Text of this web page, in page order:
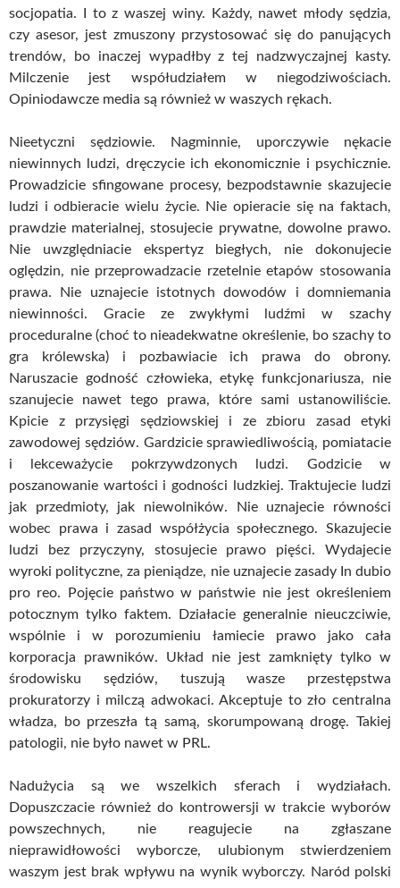
socjopatia. I to z waszej winy. Każdy, nawet młody sędzia,
czy asesor, jest zmuszony przystosować się do panujących
trendów, bo inaczej wypadłby z tej nadzwyczajnej kasty.
Milczenie jest współudziałem w niegodziwościach.
Opiniodawcze media są również w waszych rękach.
Nieetyczni sędziowie. Nagminnie, uporczywie nękacie
niewinnych ludzi, dręczycie ich ekonomicznie i psychicznie.
Prowadzicie sfingowane procesy, bezpodstawnie skazujecie
ludzi i odbieracie wielu życie. Nie opieracie się na faktach,
prawdzie materialnej, stosujecie prywatne, dowolne prawo.
Nie uwzględniacie ekspertyz biegłych, nie dokonujecie
oględzin, nie przeprowadzacie rzetelnie etapów stosowania
prawa. Nie uznajecie istotnych dowodów i domniemania
niewinności. Gracie ze zwykłymi ludźmi w szachy
proceduralne (choć to nieadekwatne określenie, bo szachy to
gra królewska) i pozbawiacie ich prawa do obrony.
Naruszacie godność człowieka, etykę funkcjonariusza, nie
szanujecie nawet tego prawa, które sami ustanowiliście.
Kpicie z przysięgi sędziowskiej i ze zbioru zasad etyki
zawodowej sędziów. Gardzicie sprawiedliwością, pomiatacie
i lekceważycie pokrzywdzonych ludzi. Godzicie w
poszanowanie wartości i godności ludzkiej. Traktujecie ludzi
jak przedmioty, jak niewolników. Nie uznajecie równości
wobec prawa i zasad współżycia społecznego. Skazujecie
ludzi bez przyczyny, stosujecie prawo pięści. Wydajecie
wyroki polityczne, za pieniądze, nie uznajecie zasady In dubio
pro reo. Pojęcie państwo w państwie nie jest określeniem
potocznym tylko faktem. Działacie generalnie nieuczciwie,
wspólnie i w porozumieniu łamiecie prawo jako cała
korporacja prawników. Układ nie jest zamknięty tylko w
środowisku sędziów, tuszują wasze przestępstwa
prokuratorzy i milczą adwokaci. Akceptuje to zło centralna
władza, bo przeszła tą samą, skorumpowaną drogę. Takiej
patologii, nie było nawet w PRL.
Nadużycia są we wszelkich sferach i wydziałach.
Dopuszczacie również do kontrowersji w trakcie wyborów
powszechnych, nie reagujecie na zgłaszane
nieprawidłowości wyborcze, ulubionym stwierdzeniem
waszym jest brak wpływu na wynik wyborczy. Naród polski